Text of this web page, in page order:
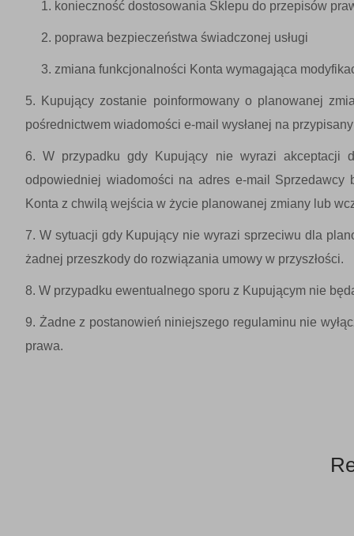
konieczność dostosowania Sklepu do przepisów
poprawa bezpieczeństwa świadczonej usługi
zmiana funkcjonalności Konta wymagająca
Kupujący zostanie poinformowany o planowanej
pośrednictwem wiadomości e-mail wysłanej na
W przypadku gdy Kupujący nie wyrazi akceptacji
odpowiedniej wiadomości na adres e-mail Sprzedawcy
Konta z chwilą wejścia w życie planowanej zmiany lub
W sytuacji gdy Kupujący nie wyrazi sprzeciwu dla
żadnej przeszkody do rozwiązania umowy w przyszłości.
W przypadku ewentualnego sporu z Kupującym nie
Żadne z postanowień niniejszego regulaminu nie
prawa.